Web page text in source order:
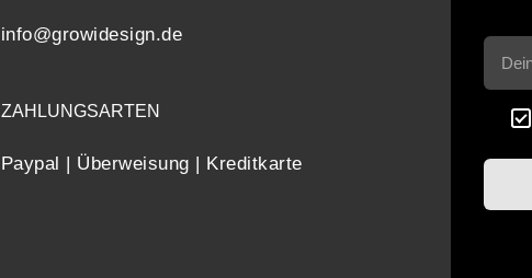
info@growidesign.de
ZAHLUNGSARTEN
Paypal | Überweisung | Kreditkarte